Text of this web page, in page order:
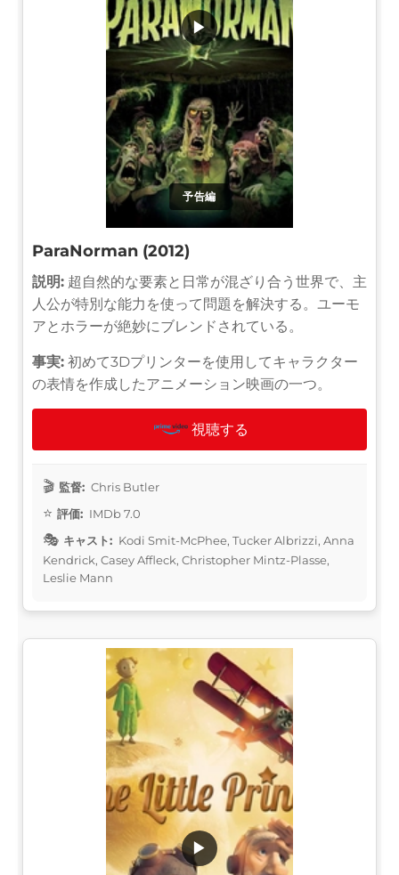
予告編
▶
ParaNorman (2012)
説明: 超自然的な要素と日常が混ざり合う世界で、主
人公が特別な能力を使って問題を解決する。ユーモ
アとホラーが絶妙にブレンドされている。
事実: 初めて3Dプリンターを使用してキャラクター
の表情を作成したアニメーション映画の一つ。
視聴する
監督: Chris Butler
評価: IMDb 7.0
キャスト: Kodi Smit-McPhee, Tucker Albrizzi, Anna
Kendrick, Casey Affleck, Christopher Mintz-Plasse,
Leslie Mann
▶